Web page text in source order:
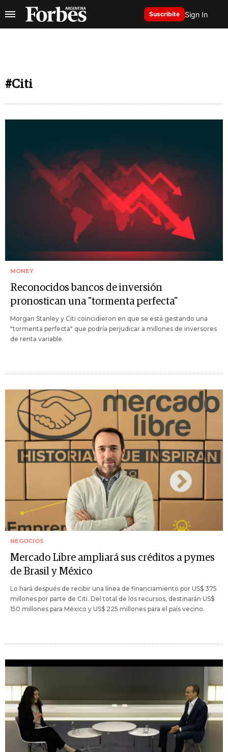
Suscribite Sign In
#Citi
MONEY
Reconocidos bancos de inversión
pronostican una "tormenta perfecta"
Morgan Stanley y Citi coincidieron en que se está gestando una
"tormenta perfecta" que podría perjudicar a millones de inversores
de renta variable.
NEGOCIOS
Mercado Libre ampliará sus créditos a pymes
de Brasil y México
Lo hará después de recibir una línea de financiamiento por US$ 375
millones por parte de Citi. Del total de los recursos, destinarán US$
150 millones para México y US$ 225 millones para el país vecino.